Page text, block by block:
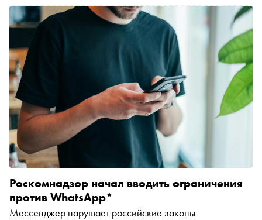
Роскомнадзор начал вводить ограничения
против WhatsApp*
Мессенджер нарушает российские законы